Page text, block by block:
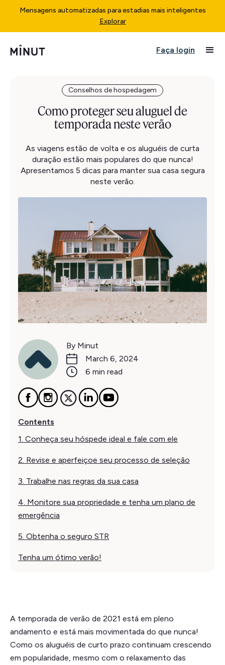
Mensagens automatizadas para estadias mais inteligentes
Explorar
Faça login
Conselhos de hospedagem
Como proteger seu aluguel de
temporada neste verão
As viagens estão de volta e os aluguéis de curta
duração estão mais populares do que nunca!
Apresentamos 5 dicas para manter sua casa segura
neste verão.
By Minut
March 6, 2024
6 min read
Contents
1. Conheça seu hóspede ideal e fale com ele‍
2. Revise e aperfeiçoe seu processo de seleção
3. Trabalhe nas regras da sua casa‍
4. Monitore sua propriedade e tenha um plano de
emergência
5. Obtenha o seguro STR
Tenha um ótimo verão!
A temporada de verão de 2021 está em pleno
andamento e está mais movimentada do que nunca!
Como os aluguéis de curto prazo continuam crescendo
em popularidade, mesmo com o relaxamento das